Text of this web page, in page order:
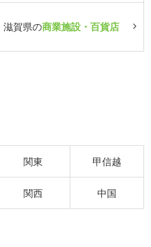
滋賀県の商業施設・百貨店
関東 甲信越
関西 中国